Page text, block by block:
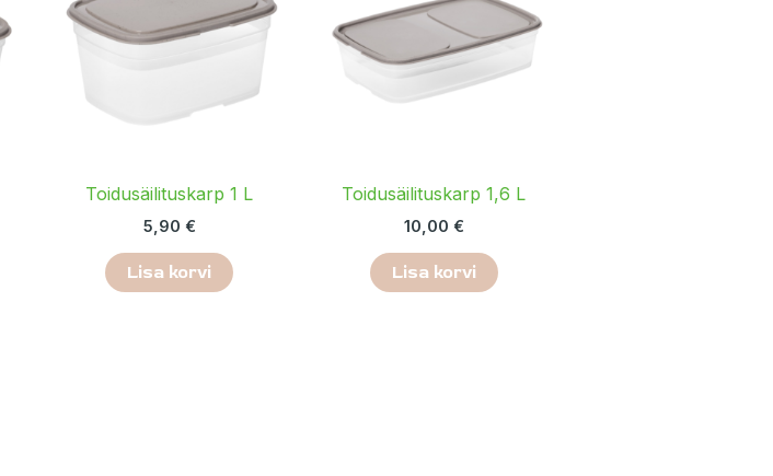
Toidusäilituskarp 1 L
5,90 €
Lisa korvi
Toidusäilituskarp 1,6 L
10,00 €
Lisa korvi